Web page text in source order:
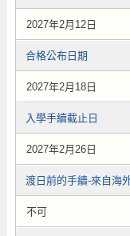
2027年2月12日
合格公布日期
2027年2月18日
入學手續截止日
2027年2月26日
渡日前的手續-來自海
不可